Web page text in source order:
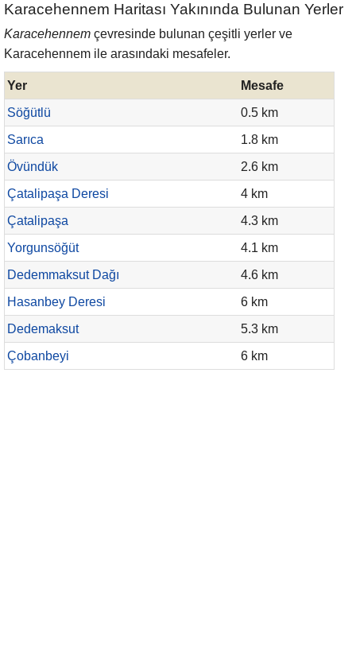
Karacehennem Haritası Yakınında Bulunan Yerler
Karacehennem çevresinde bulunan çeşitli yerler ve
Karacehennem ile arasındaki mesafeler.
Yer
Mesafe
Söğütlü
0.5 km
Sarıca
1.8 km
Övündük
2.6 km
Çatalipaşa Deresi
4 km
Çatalipaşa
4.3 km
Yorgunsöğüt
4.1 km
Dedemmaksut Dağı
4.6 km
Hasanbey Deresi
6 km
Dedemaksut
5.3 km
Çobanbeyi
6 km